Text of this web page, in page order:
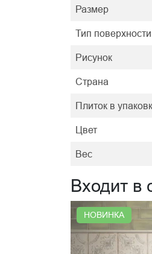
Размер
Тип поверхности
Рисунок
Страна
Плиток в
Цвет
Вес
Входит в
НОВИНКА